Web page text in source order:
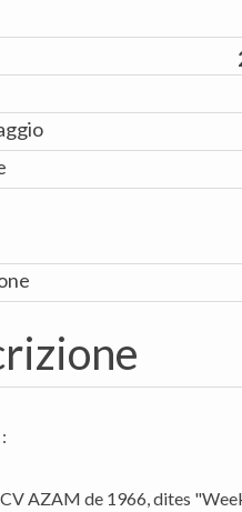
AZAM de 1966, dites